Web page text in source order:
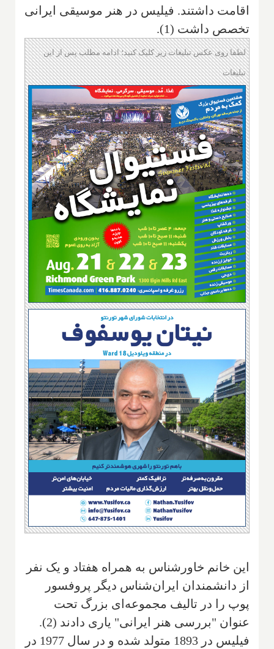
اقامت داشتند. فیلیس در هنر موسیقی ایرانی
تخصص داشت (1)‌.
لطفا روی عکس تبلیغات زیر کلیک کنید؛ ادامه مطلب پس از این
تبلیغات
این خانم خاور‌شناس به همراه هفتاد و یک نفر
از دانشمندان ایران‌شناس دیگر پروفسور
پوپ را در تالیف مجموعه‌ای بزرگ‌ تحت
عنوان "بررسی هنر ایرانی" یاری دادند (2).
فیلیس در 1893 متولد شده و در سال 1977 در